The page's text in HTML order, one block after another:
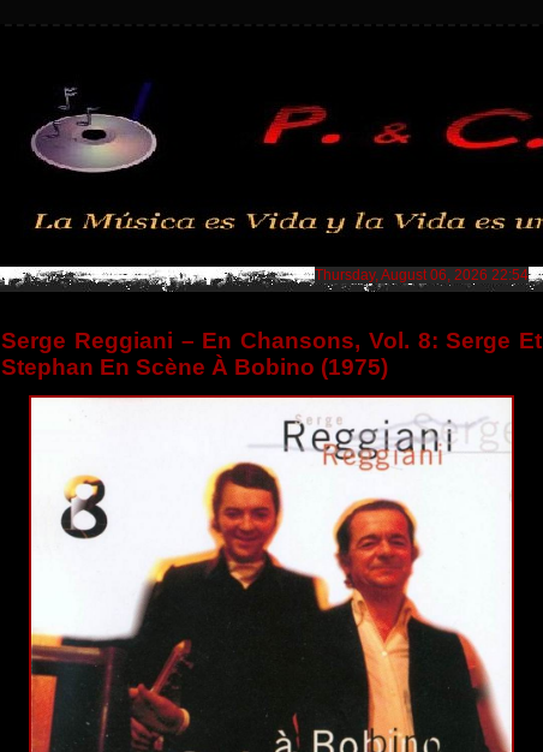
Thursday, August 06, 2026 22:54
Serge Reggiani – En Chansons, Vol. 8: Serge Et
Stephan En Scène À Bobino (1975)